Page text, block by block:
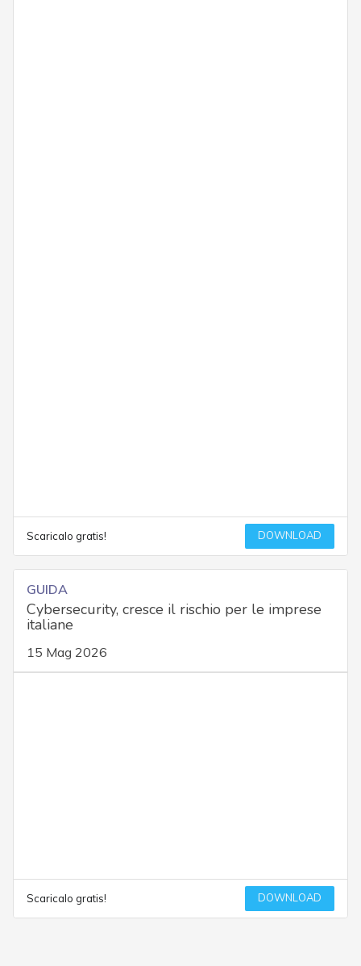
Scaricalo gratis! DOWNLOAD
GUIDA
Cybersecurity, cresce il rischio per le imprese
italiane
15 Mag 2026
Scaricalo gratis! DOWNLOAD